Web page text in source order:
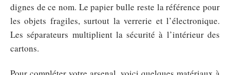
dignes de ce nom. Le papier bulle reste la référence pour
les objets fragiles, surtout la verrerie et l’électronique.
Les séparateurs multiplient la sécurité à l’intérieur des
cartons.